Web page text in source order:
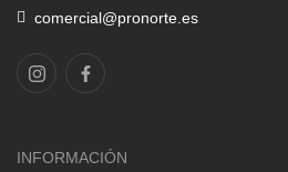
comercial@pronorte.es
INFORMACIÓN